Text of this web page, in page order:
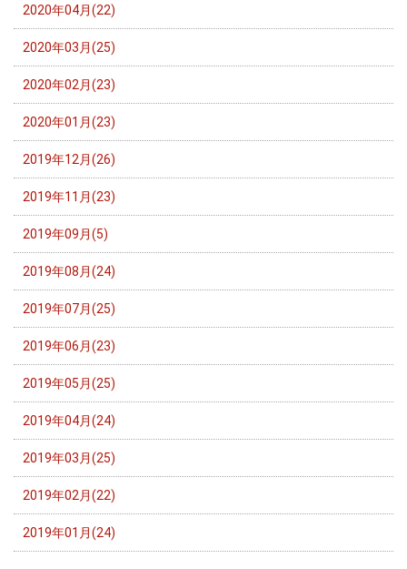
2020年04月(22)
2020年03月(25)
2020年02月(23)
2020年01月(23)
2019年12月(26)
2019年11月(23)
2019年09月(5)
2019年08月(24)
2019年07月(25)
2019年06月(23)
2019年05月(25)
2019年04月(24)
2019年03月(25)
2019年02月(22)
2019年01月(24)